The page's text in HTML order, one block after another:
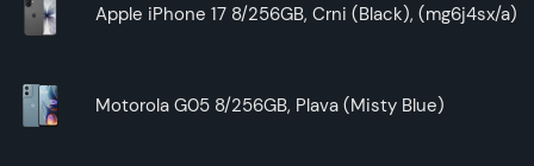
Apple iPhone 17 8/256GB, Crni (Black), (mg6j4sx/a)
Motorola G05 8/256GB, Plava (Misty Blue)